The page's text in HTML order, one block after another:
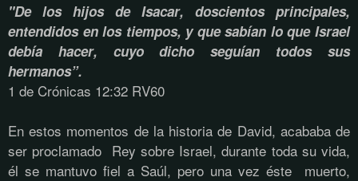
"De los hijos de Isacar, doscientos principales,
entendidos en los tiempos, y que sabían lo que Israel
debía hacer, cuyo dicho seguían todos sus
hermanos”.
1 de Crónicas 12:32 RV60
En estos momentos de la historia de David, acababa de
ser proclamado Rey sobre Israel, durante toda su vida,
él se mantuvo fiel a Saúl, pero una vez éste muerto,